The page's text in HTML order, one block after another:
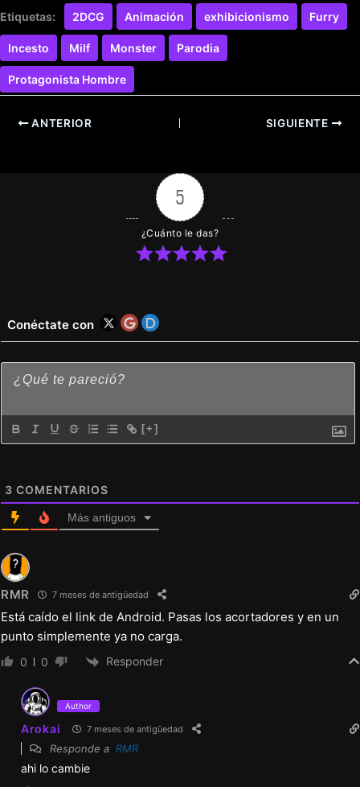
Etiquetas: 2DCG Animación exhibicionismo Furry
Incesto Milf Monster Parodia
Protagonista Hombre
ANTERIOR SIGUIENTE
5
¿Cuánto le das?
Conéctate con
[+]
3 COMENTARIOS
Más antiguos
RMR 7 meses de antigüedad
Está caído el link de Android. Pasas los acortadores y en un
punto simplemente ya no carga.
0 0 Responder
Author
Arokai 7 meses de antigüedad
Responde a RMR
ahi lo cambie